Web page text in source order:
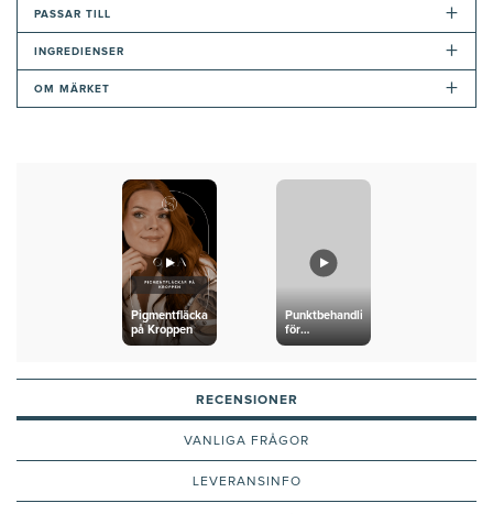
PASSAR TILL +
INGREDIENSER +
OM MÄRKET +
Pigmentfläckar
på Kroppen
Punktbehandling
för
pigmentfläckar
RECENSIONER
VANLIGA FRÅGOR
LEVERANSINFO